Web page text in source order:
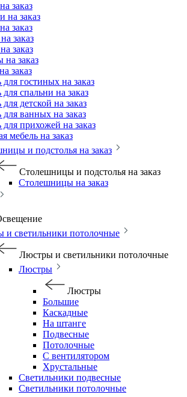
заказ
на заказ
заказ
заказ
заказ
заказ
заказ
гостиных на заказ
спальни на заказ
детской на заказ
ванных на заказ
прихожей на заказ
мебель на заказ
и подстолья на заказ
Столешницы и подстолья на заказ
Столешницы на заказ
и светильники потолочные
Люстры и светильники потолочные
Люстры
Люстры
Большие
Каскадные
На штанге
Подвесные
Потолочные
С вентилятором
Хрустальные
Светильники подвесные
Светильники потолочные